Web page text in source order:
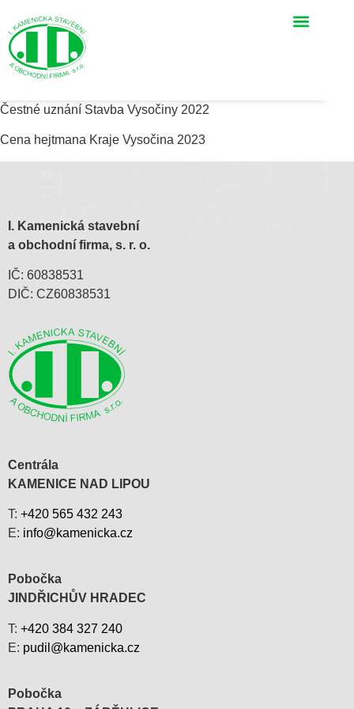
Čestné uznání Stavba Vysočiny 2022
Cena hejtmana Kraje Vysočina 2023
I. Kamenická stavební
a obchodní firma, s. r. o.
IČ: 60838531
DIČ: CZ60838531
Centrála
KAMENICE NAD LIPOU
T: +420 565 432 243
E: info@kamenicka.cz
Pobočka
JINDŘICHŮV HRADEC
T: +420 384 327 240
E: pudil@kamenicka.cz
Pobočka